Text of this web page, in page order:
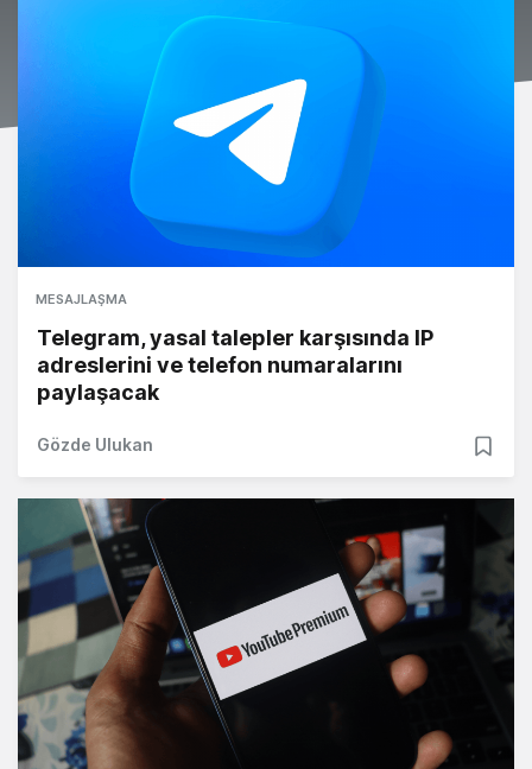
MESAJLAŞMA
Telegram, yasal talepler karşısında IP
adreslerini ve telefon numaralarını
paylaşacak
Gözde Ulukan